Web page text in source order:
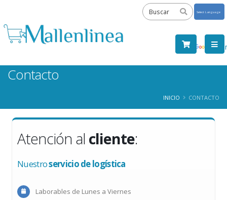
by
Contacto
INICIO CONTACTO
Atención al cliente:
Nuestroservicio de logística
Laborables de Lunes a Viernes